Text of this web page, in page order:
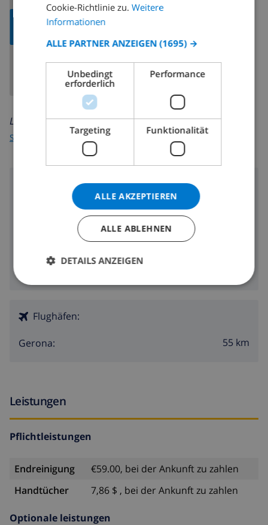
KARTE
Lesen Sie mehr über:
Spanien Costa Brava >L'Escala
Umgebung
Entfernung zum Strand:
Entfernung zu den Geschäften:
Entfernung zu den
Ausgehmöglichkeiten:
Flughäfen:
Gerona: 55 km
Leistungen
Pflichtleistungen
Endreinigung
€59.00, bei der Ankunft zu zahlen
Handtücher
7,86 $ , bei der Ankunft zu zahlen
Optionale leistungen
ITALIAN
DANISH
Cookie-Richtlinie zu. Weitere
Informationen
ALLE PARTNER ANZEIGEN (1695) →
Unbedingt
erforderlich
Performance
Targeting Funktionalität
ALLE AKZEPTIEREN
ALLE ABLEHNEN
DETAILS ANZEIGEN